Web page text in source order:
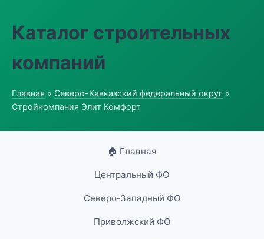
Каталог строительных
компаний
Главная » Северо-Кавказский федеральный округ »
Стройкомпания Элит Комфорт
🏠 Главная
Центральный ФО
Северо-Западный ФО
Приволжский ФО